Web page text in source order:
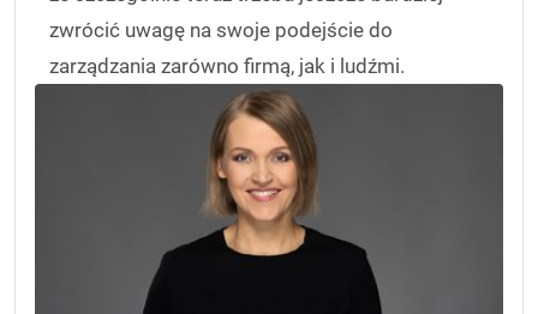
zwrócić uwagę na swoje podejście do
zarządzania zarówno firmą, jak i ludźmi.